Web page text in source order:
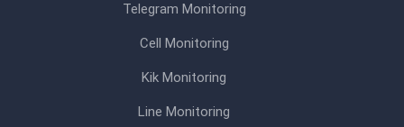
Telegram Monitoring
Cell Monitoring
Kik Monitoring
Line Monitoring